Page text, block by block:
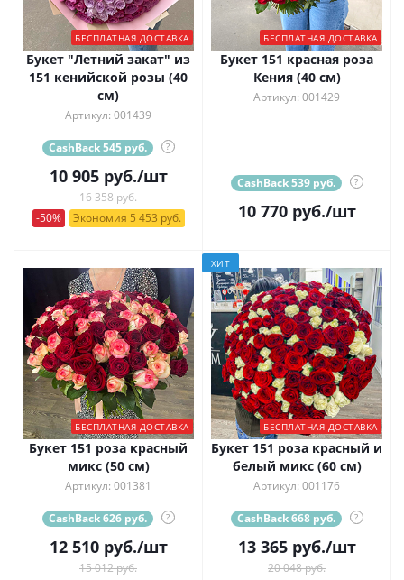
БЕСПЛАТНАЯ ДОСТАВКА
Букет "Летний закат" из
151 кенийской розы (40
см)
Артикул: 001439
CashBack 545 руб. ?
10 905руб./шт
16 358 руб.
-50%
Экономия 5 453 руб.
БЕСПЛАТНАЯ ДОСТАВКА
Букет 151 красная роза
Кения (40 см)
Артикул: 001429
CashBack 539 руб. ?
10 770руб./шт
БЕСПЛАТНАЯ ДОСТАВКА
Букет 151 роза красный
микс (50 см)
Артикул: 001381
CashBack 626 руб. ?
12 510руб./шт
15 012 руб.
ХИТ
БЕСПЛАТНАЯ ДОСТАВКА
Букет 151 роза красный и
белый микс (60 см)
Артикул: 001176
CashBack 668 руб. ?
13 365руб./шт
20 048 руб.